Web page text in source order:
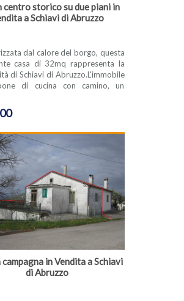
centro storico su due piani in
a Schiavi di Abruzzo
dal calore del borgo, questa
casa di 32mq rappresenta la
di Schiavi di Abruzzo.L'immobile
di cucina con camino, un
campagna in Vendita a Schiavi
di Abruzzo